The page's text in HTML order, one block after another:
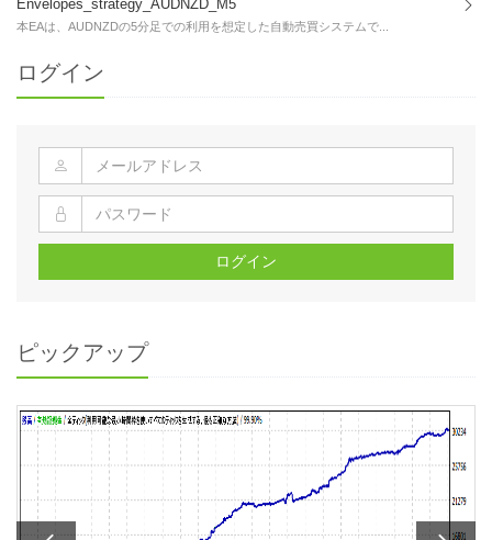
Envelopes_strategy_AUDNZD_M5
本EAは、AUDNZDの5分足での利用を想定した自動売買システムで...
ログイン
ログイン
ピックアップ